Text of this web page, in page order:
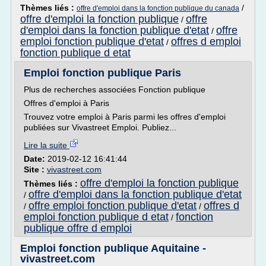
Thèmes liés : offre d'emploi dans la fonction publique du canada /
offre d'emploi la fonction publique / offre
d'emploi dans la fonction publique d'etat / offre
emploi fonction publique d'etat / offres d emploi
fonction publique d etat
Emploi fonction publique Paris
Plus de recherches associées Fonction publique
Offres d'emploi à Paris
Trouvez votre emploi à Paris parmi les offres d'emploi
publiées sur Vivastreet Emploi. Publiez...
Lire la suite
Date: 2019-02-12 16:41:44
Site : vivastreet.com
Thèmes liés : offre d'emploi la fonction publique
/ offre d'emploi dans la fonction publique d'etat
/ offre emploi fonction publique d'etat / offres d
emploi fonction publique d etat / fonction
publique offre d emploi
Emploi fonction publique Aquitaine -
vivastreet.com